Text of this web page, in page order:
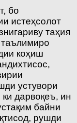
бо
истеҳсолот
таҳия
коҳиш
устувори
дарвоқеъ, ин
байни
рушди